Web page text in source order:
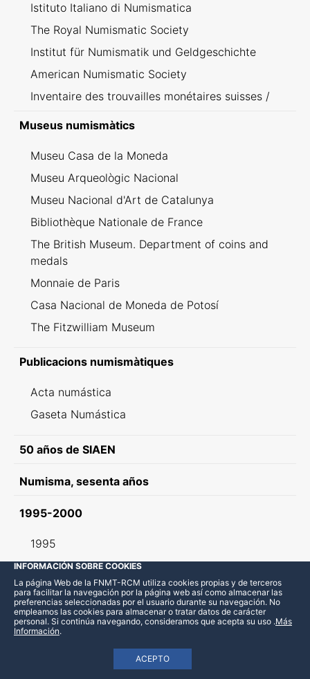
Istituto Italiano di Numismatica
The Royal Numismatic Society
Institut für Numismatik und Geldgeschichte
American Numismatic Society
Inventaire des trouvailles monétaires suisses /
Museus numismàtics
Museu Casa de la Moneda
Museu Arqueològic Nacional
Museu Nacional d'Art de Catalunya
Bibliothèque Nationale de France
The British Museum. Department of coins and
medals
Monnaie de Paris
Casa Nacional de Moneda de Potosí
The Fitzwilliam Museum
Publicacions numismàtiques
Acta numástica
Gaseta Numástica
50 años de SIAEN
Numisma, sesenta años
1995-2000
1995
1996
1997
1998
1999
INFORMACIÓN SOBRE COOKIES
La página Web de la FNMT-RCM utiliza cookies propias y de terceros
para facilitar la navegación por la página web así como almacenar las
preferencias seleccionadas por el usuario durante su navegación. No
empleamos las cookies para almacenar o tratar datos de carácter
personal. Si continúa navegando, consideramos que acepta su uso
ACEPTO
.Más
Información.